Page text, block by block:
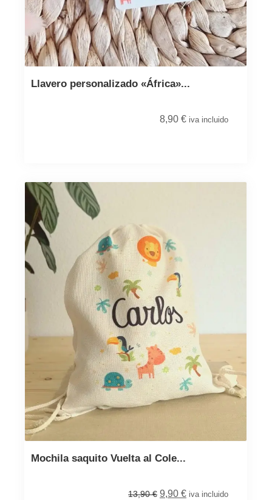
Llavero personalizado «África»...
8,90 € iva incluido
Mochila saquito Vuelta al Cole...
13,90€ 9,90 € iva incluido